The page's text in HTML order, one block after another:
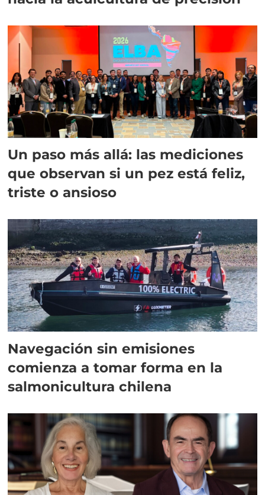
Un paso más allá: las mediciones
que observan si un pez está feliz,
triste o ansioso
Navegación sin emisiones
comienza a tomar forma en la
salmonicultura chilena